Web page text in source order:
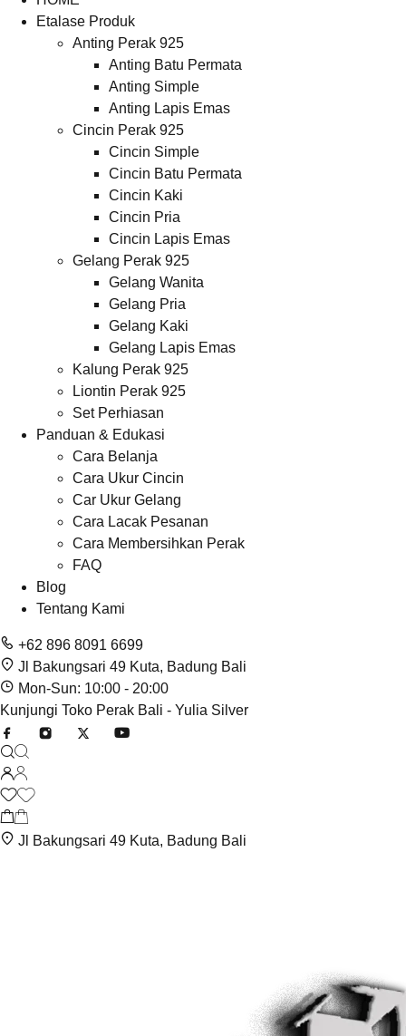
Etalase Produk
Anting Perak 925
Anting Batu Permata
Anting Simple
Anting Lapis Emas
Cincin Perak 925
Cincin Simple
Cincin Batu Permata
Cincin Kaki
Cincin Pria
Cincin Lapis Emas
Gelang Perak 925
Gelang Wanita
Gelang Pria
Gelang Kaki
Gelang Lapis Emas
Kalung Perak 925
Liontin Perak 925
Set Perhiasan
Panduan & Edukasi
Cara Belanja
Cara Ukur Cincin
Car Ukur Gelang
Cara Lacak Pesanan
Cara Membersihkan Perak
FAQ
Blog
Tentang Kami
+62 896 8091 6699
Jl Bakungsari 49 Kuta, Badung Bali
Mon-Sun: 10:00 - 20:00
Kunjungi Toko Perak Bali - Yulia Silver
Jl Bakungsari 49 Kuta, Badung Bali